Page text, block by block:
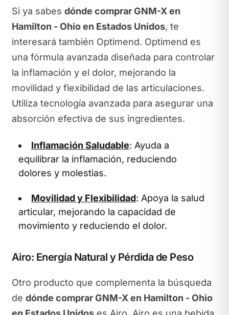
Si ya sabes dónde comprar GNM-X en
Hamilton - Ohio en Estados Unidos, te
interesará también Optimend. Optimend es
una fórmula avanzada diseñada para controlar
la inflamación y el dolor, mejorando la
movilidad y flexibilidad de las articulaciones.
Utiliza tecnología avanzada para asegurar una
absorción efectiva de sus ingredientes.
Inflamación Saludable: Ayuda a
equilibrar la inflamación, reduciendo
dolores y molestias.
Movilidad y Flexibilidad: Apoya la salud
articular, mejorando la capacidad de
movimiento y reduciendo el dolor.
Airo: Energía Natural y Pérdida de Peso
Otro producto que complementa la búsqueda
de dónde comprar GNM-X en Hamilton - Ohio